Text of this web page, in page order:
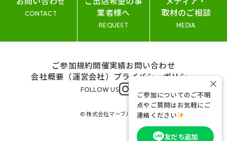
CONTACT
業者様へ
REQUEST
取材のご相談
MEDIA
ご参加規約開催実績お問い合わせ
会社概要（運営会社） プライバシーポリシー
FOLLOW US
© 株式会社マーブル&コー
ご参加についてのご不明
点やご質問はお気軽にご
連絡ください
友だち追加
×